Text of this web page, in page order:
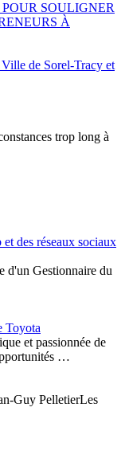
SOULIGNER
À
Ville de Sorel-Tracy et
trop long à
des réseaux sociaux
d'un Gestionnaire du
Toyota
et passionnée de
…
Guy PelletierLes